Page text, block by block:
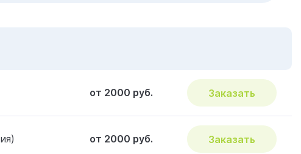
от 2000 руб. Заказать
от 2000 руб. Заказать